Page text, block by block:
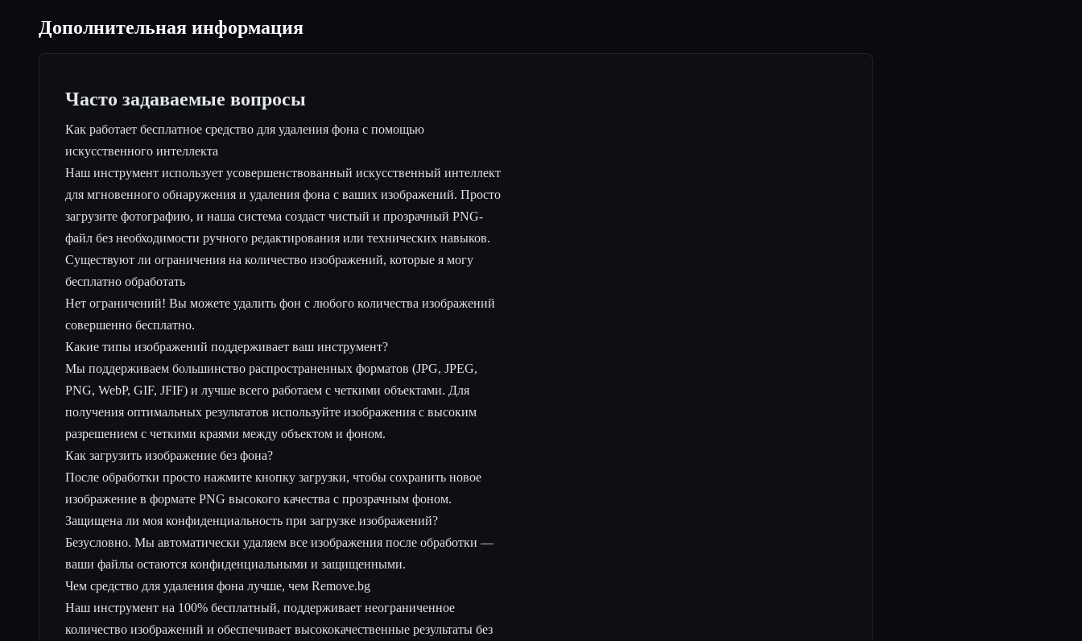
Дополнительная информация
Часто задаваемые вопросы
Как работает бесплатное средство для удаления фона с помощью
искусственного интеллекта
Наш инструмент использует усовершенствованный искусственный интеллект
для мгновенного обнаружения и удаления фона с ваших изображений. Просто
загрузите фотографию, и наша система создаст чистый и прозрачный PNG-
файл без необходимости ручного редактирования или технических навыков.
Существуют ли ограничения на количество изображений, которые я могу
бесплатно обработать
Нет ограничений! Вы можете удалить фон с любого количества изображений
совершенно бесплатно.
Какие типы изображений поддерживает ваш инструмент?
Мы поддерживаем большинство распространенных форматов (JPG, JPEG,
PNG, WebP, GIF, JFIF) и лучше всего работаем с четкими объектами. Для
получения оптимальных результатов используйте изображения с высоким
разрешением с четкими краями между объектом и фоном.
Как загрузить изображение без фона?
После обработки просто нажмите кнопку загрузки, чтобы сохранить новое
изображение в формате PNG высокого качества с прозрачным фоном.
Защищена ли моя конфиденциальность при загрузке изображений?
Безусловно. Мы автоматически удаляем все изображения после обработки —
ваши файлы остаются конфиденциальными и защищенными.
Чем средство для удаления фона лучше, чем Remove.bg
Наш инструмент на 100% бесплатный, поддерживает неограниченное
количество изображений и обеспечивает высококачественные результаты без